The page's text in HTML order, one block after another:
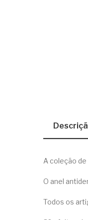
A coleção
O anel
Todos os